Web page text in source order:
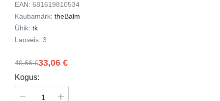
EAN: 681619810534
Kaubamärk: theBalm
Ühik: tk
Laoseis: 3
33,06 €
40,66 €
Kogus: